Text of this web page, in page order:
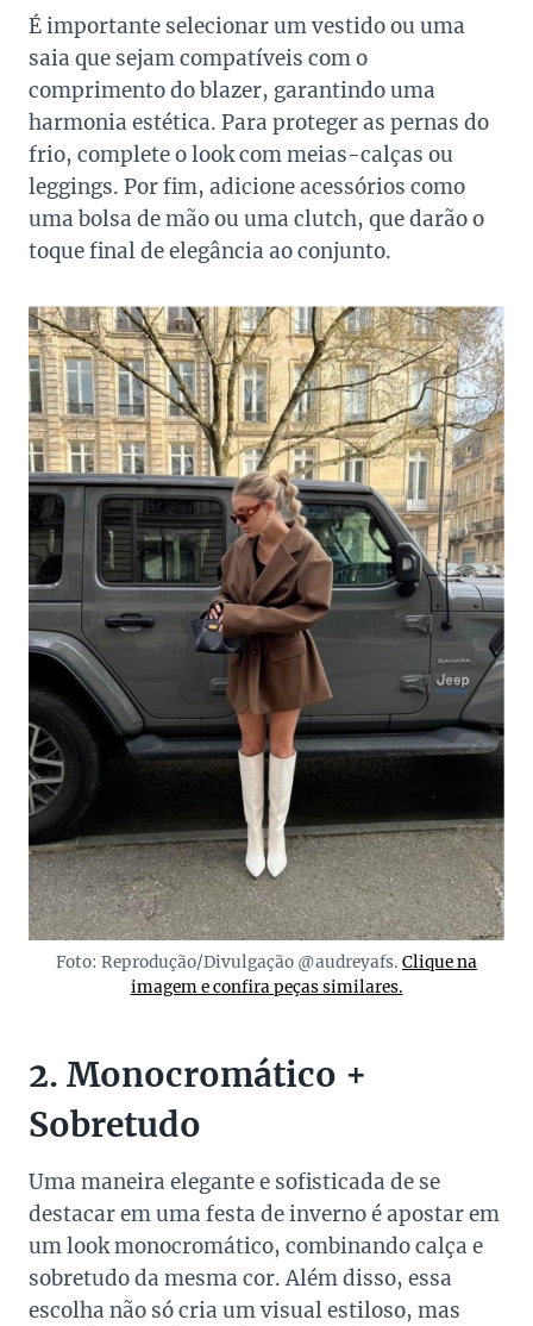
É importante selecionar um vestido ou uma
saia que sejam compatíveis com o
comprimento do blazer, garantindo uma
harmonia estética. Para proteger as pernas do
frio, complete o look com meias-calças ou
leggings. Por fim, adicione acessórios como
uma bolsa de mão ou uma clutch, que darão o
toque final de elegância ao conjunto.
Foto: Reprodução/Divulgação @audreyafs. Clique na
imagem e confira peças similares.
2. Monocromático +
Sobretudo
Uma maneira elegante e sofisticada de se
destacar em uma festa de inverno é apostar em
um look monocromático, combinando calça e
sobretudo da mesma cor. Além disso, essa
escolha não só cria um visual estiloso, mas